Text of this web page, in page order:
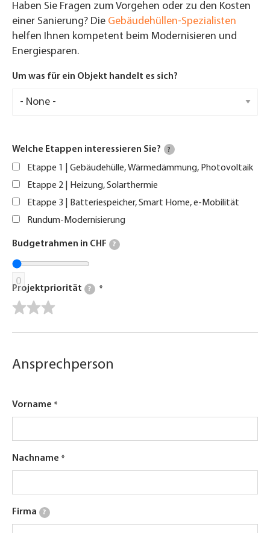
Haben Sie Fragen zum Vorgehen oder zu den Kosten
einer Sanierung? Die Gebäudehüllen-Spezialisten
helfen Ihnen kompetent beim Modernisieren und
Energiesparen.
Um was für ein Objekt handelt es sich?
Welche Etappen interessieren Sie? ?
Etappe 1 | Gebäudehülle, Wärmedämmung, Photovoltaik
Etappe 2 | Heizung, Solarthermie
Etappe 3 | Batteriespeicher, Smart Home, e-Mobilität
Rundum-Modernisierung
Budgetrahmen in CHF ?
0
Projektpriorität ?
Ansprechperson
Vorname
Nachname
Firma ?